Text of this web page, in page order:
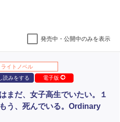
発売中・公開中のみを表示
ライトノベル
読みをする
電子版
まだ、女子高生でいたい。１
う、死んでいる。Ordinary